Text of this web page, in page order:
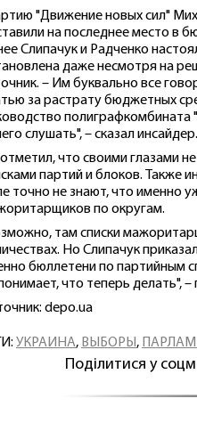
"Движение новых сил"
на последнее место в
Слипачук и Радченко
даже несмотря на
– Им буквально все
за растрату бюджетных
полиграфкомбината
слушать", – сказал инсайдер.
что своими глазами
партий и блоков. Также
точно не знают, что именно
по округам.
там списки
Но Слипачук
бюллетени по партийным
что теперь делать", –
depo.ua
УКРАИНА, ВЫБОРЫ ,
Поділитися у